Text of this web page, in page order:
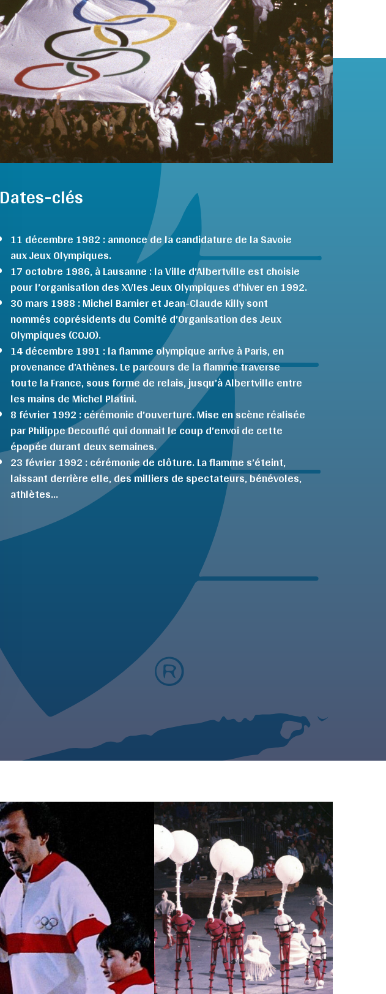
Dates-clés
11 décembre 1982 : annonce de la candidature de la Savoie
aux Jeux Olympiques.
17 octobre 1986, à Lausanne : la Ville d’Albertville est choisie
pour l’organisation des XVIes Jeux Olympiques d’hiver en 1992.
30 mars 1988 : Michel Barnier et Jean-Claude Killy sont
nommés coprésidents du Comité d’Organisation des Jeux
Olympiques (COJO).
14 décembre 1991 : la flamme olympique arrive à Paris, en
provenance d’Athènes. Le parcours de la flamme traverse
toute la France, sous forme de relais, jusqu’à Albertville entre
les mains de Michel Platini.
8 février 1992 : cérémonie d’ouverture. Mise en scène réalisée
par Philippe Decouflé qui donnait le coup d’envoi de cette
épopée durant deux semaines.
23 février 1992 : cérémonie de clôture. La flamme s’éteint,
laissant derrière elle, des milliers de spectateurs, bénévoles,
athlètes…